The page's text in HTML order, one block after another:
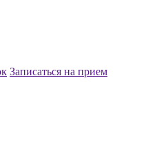
Записаться на прием